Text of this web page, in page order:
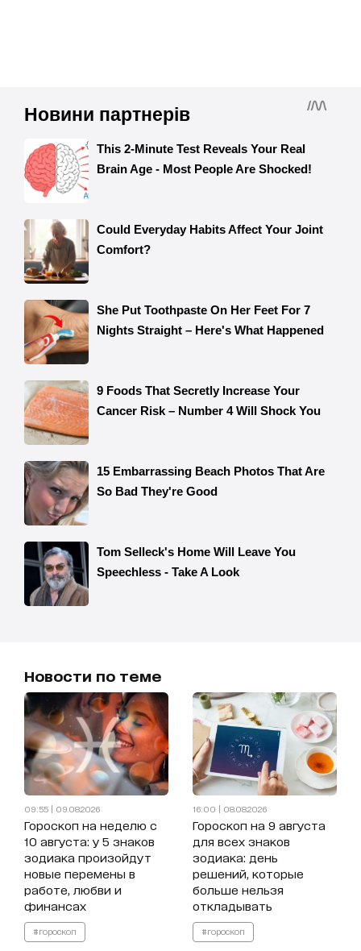
Новости по теме
09:55 | 09.08.2026
Гороскоп на неделю с
10 августа: у 5 знаков
зодиака произойдут
новые перемены в
работе, любви и
финансах
#гороскоп
16:00 | 08.08.2026
Гороскоп на 9 августа
для всех знаков
зодиака: день
решений, которые
больше нельзя
откладывать
#гороскоп